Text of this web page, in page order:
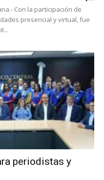
Con la participación de
presencial y virtual, fue
periodistas y